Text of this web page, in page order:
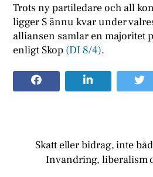
Trots ny partiledare och all
ligger S ännu kvar under
alliansen samlar en majoritet
enligt Skop (DI 8/4).
Skatt eller bidrag, inte
Invandring, liberalism